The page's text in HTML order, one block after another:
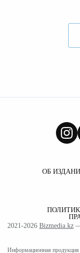
ОБ
2021-2026 Bizmedia.kz
Информационная продукция